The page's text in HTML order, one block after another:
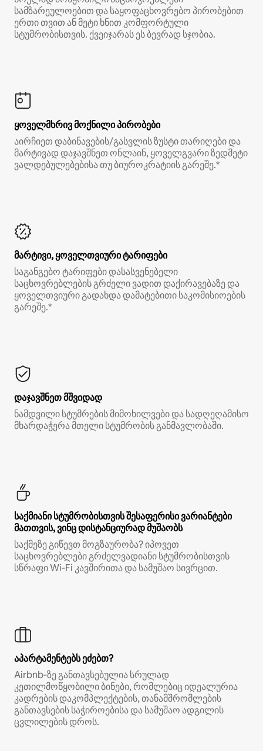
სამზარეულოებით და საყოფაცხოვრებო პირობებით
ერთი თვით ან მეტი ხნით კომფორტული
სტუმრობისთვის. ქვეიჯარას ეს ბევრად სჯობია.
ყოველმხრივ მოქნილი პირობები
აირჩიეთ დაბინავების/გასვლის ზუსტი თარიღები და
მარტივად დაჯავშნეთ ონლაინ, ყოველგვარი ზედმეტი
ვალდებულებებისა თუ ბიუროკრატიის გარეშე.*
მარტივი, ყოველთვიური ტარიფები
საგანგებო ტარიფები დასასვენებელი
საცხოვრებლების გრძელი ვადით დაქირავებაზე და
ყოველთვიური გადახდა დამატებითი საკომისიოების
გარეშე.*
დაჯავშნეთ მშვიდად
ნამდვილი სტუმრების მიმოხილვები და სადღეღამისო
მხარდაჭერა მთელი სტუმრობის განმავლობაში.
საქმიანი სტუმრობისთვის შესაფერისი ვარიანტები
მათთვის, ვინც დისტანციურად მუშაობს
საქმეზე გიწევთ მოგზაურობა? იპოვეთ
საცხოვრებლები გრძელვადიანი სტუმრობისთვის
სწრაფი Wi‑Fi კავშირითა და სამუშაო სივრცით.
აპარტამენტებს ეძებთ?
Airbnb‑ზე განთავსებულია სრულად
კეთილმოწყობილი ბინები, რომლებიც იდეალურია
კადრების დაკომპლექტების, თანამშრომლების
განთავსების საჭიროებისა და სამუშაო ადგილის
ცვლილების დროს.